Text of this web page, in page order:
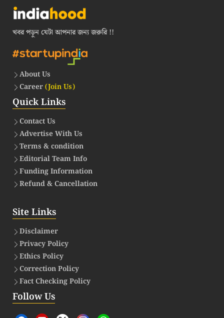
খবর পড়ুন যেটা আপনার জন্য জরুরি !!
About Us
Career(Join Us)
Quick Links
Contact Us
Advertise With Us
Terms & condition
Editorial Team Info
Funding Information
Refund & Cancellation
Site Links
Disclaimer
Privacy Policy
Ethics Policy
Correction Policy
Fact Checking Policy
Follow Us